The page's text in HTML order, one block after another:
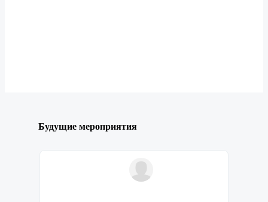
Будущие мероприятия